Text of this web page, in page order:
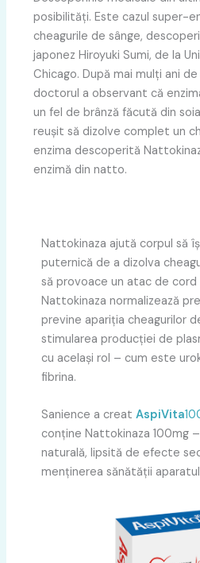
posibilități. Este cazul super-
cheagurile de sânge,
japonez Hiroyuki Sumi, de la
Chicago. După mai mulți ani
doctorul a observant că
un fel de brânză făcută din
reușit să dizolve complet un
enzima descoperită
enzimă din natto.
Nattokinaza ajută corpul să
puternică de a dizolva
să provoace un atac de cord
Nattokinaza normalizează
previne apariția cheagurilor
stimularea producției de
cu același rol – cum este
fibrina.
Sanience a creatAspiVita
conține Nattokinaza 100mg
naturală, lipsită de efecte
menținerea sănătății